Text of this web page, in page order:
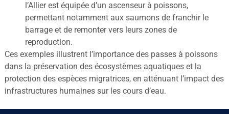
l’Allier est équipée d’un ascenseur à poissons,
permettant notamment aux saumons de franchir le
barrage et de remonter vers leurs zones de
reproduction.
Ces exemples illustrent l’importance des passes à poissons
dans la préservation des écosystèmes aquatiques et la
protection des espèces migratrices, en atténuant l’impact des
infrastructures humaines sur les cours d’eau.